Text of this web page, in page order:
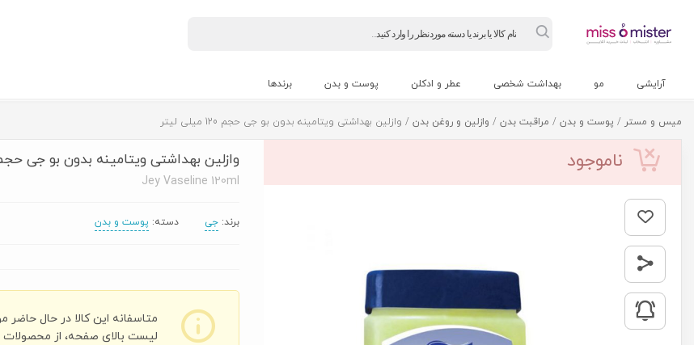
Products
search
آرایشی مو بهداشت شخصی عطر و ادکلن پوست و بدن برندها
میس و مستر / پوست و بدن / مراقبت بدن / وازلین و روغن بدن / وازلین بهداشتی ویتامینه بدون بو جی حجم 120 میلی لیتر
وازلین بهداشتی ویتامینه بدون بو جی حجم 120 میلی
Jey Vaseline 120ml
برند: جی دسته: پوست و بدن
متاسفانه این کالا در حال
لیست بالای صفحه، از محصولات
ناموجود